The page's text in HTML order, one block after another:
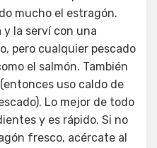
mucho el estragón.
y la serví con una
pero cualquier pescado
el salmón. También
uso caldo de
Lo mejor de todo
y es rápido. Si no
fresco, acércate al